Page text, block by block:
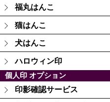
福丸はんこ
猫はんこ
犬はんこ
ハロウィン印
個人印 オプション
印影確認サービス